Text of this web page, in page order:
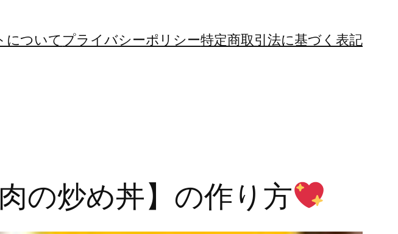
についてプライバシーポリシー特定商取引法に基づく表記
の炒め丼】の作り方